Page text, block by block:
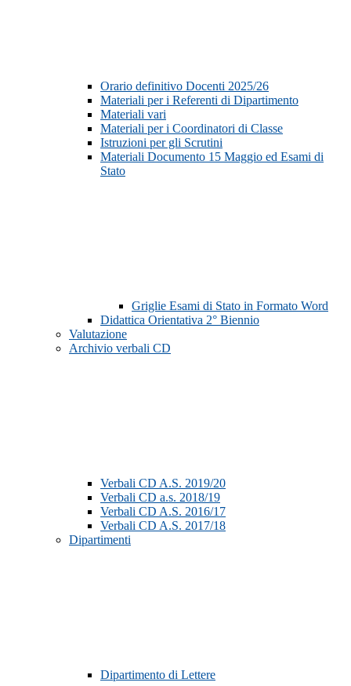
Orario definitivo Docenti 2025/26
Materiali per i Referenti di Dipartimento
Materiali vari
Materiali per i Coordinatori di Classe
Istruzioni per gli Scrutini
Materiali Documento 15 Maggio ed Esami di
Stato
Griglie Esami di Stato in Formato Word
Didattica Orientativa 2° Biennio
Valutazione
Archivio verbali CD
Verbali CD A.S. 2019/20
Verbali CD a.s. 2018/19
Verbali CD A.S. 2016/17
Verbali CD A.S. 2017/18
Dipartimenti
Dipartimento di Lettere